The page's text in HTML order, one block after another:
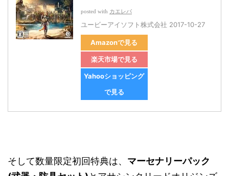
posted with カエレバ
ユービーアイソフト株式会社 2017-10-27
Amazonで見る
楽天市場で見る
Yahooショッピング
で見る
そして数量限定初回特典は、 マーセナリーパック